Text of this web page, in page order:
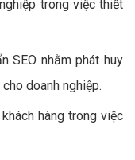
trong việc thiết
SEO nhằm phát huy
doanh nghiệp.
hàng trong việc